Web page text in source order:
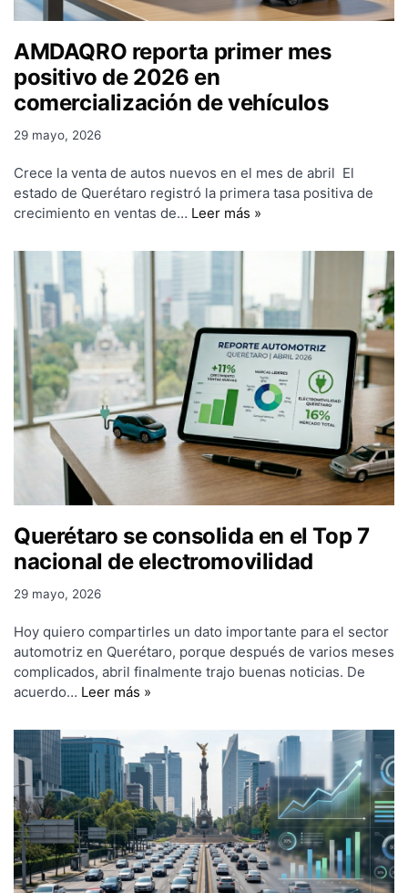
AMDAQRO reporta primer mes
positivo de 2026 en
comercialización de vehículos
29 mayo, 2026
Crece la venta de autos nuevos en el mes de abril El
estado de Querétaro registró la primera tasa positiva de
crecimiento en ventas de… Leer más »
Querétaro se consolida en el Top 7
nacional de electromovilidad
29 mayo, 2026
Hoy quiero compartirles un dato importante para el sector
automotriz en Querétaro, porque después de varios meses
complicados, abril finalmente trajo buenas noticias. De
acuerdo… Leer más »